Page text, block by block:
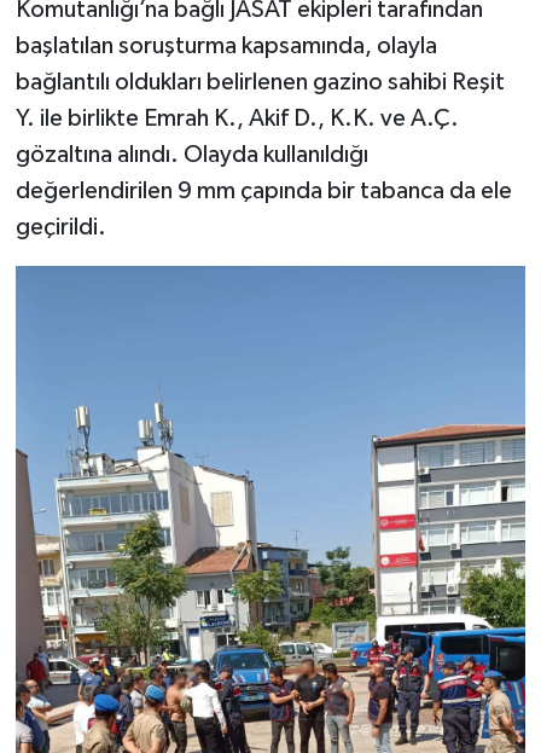
Komutanlığı’na bağlı JASAT ekipleri tarafından
başlatılan soruşturma kapsamında, olayla
bağlantılı oldukları belirlenen gazino sahibi Reşit
Y. ile birlikte Emrah K., Akif D., K.K. ve A.Ç.
gözaltına alındı. Olayda kullanıldığı
değerlendirilen 9 mm çapında bir tabanca da ele
geçirildi.